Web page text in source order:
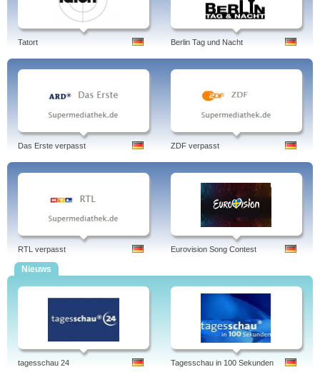
Tatort Berlin Tag und Nacht
Das Erste verpasst ZDF verpasst
RTL verpasst Eurovision Song Contest
Nieuws
tagesschau 24 Tagesschau in 100 Sekunden